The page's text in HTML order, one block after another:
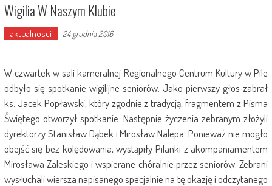
Wigilia W Naszym Klubie
aktualnosci 24 grudnia 2016
W czwartek w sali kameralnej Regionalnego Centrum Kultury w Pile
odbyło się spotkanie wigilijne seniorów. Jako pierwszy głos zabrał
ks. Jacek Popławski, który zgodnie z tradycją, fragmentem z Pisma
Świętego otworzył spotkanie. Następnie życzenia zebranym złożyli
dyrektorzy Stanisław Dąbek i Mirosław Nalepa. Ponieważ nie mogło
obejść się bez kolędowania, wystąpiły Pilanki z akompaniamentem
Mirosława Zaleskiego i wspierane chóralnie przez seniorów. Zebrani
wysłuchali wiersza napisanego specjalnie na tę okazję i odczytanego